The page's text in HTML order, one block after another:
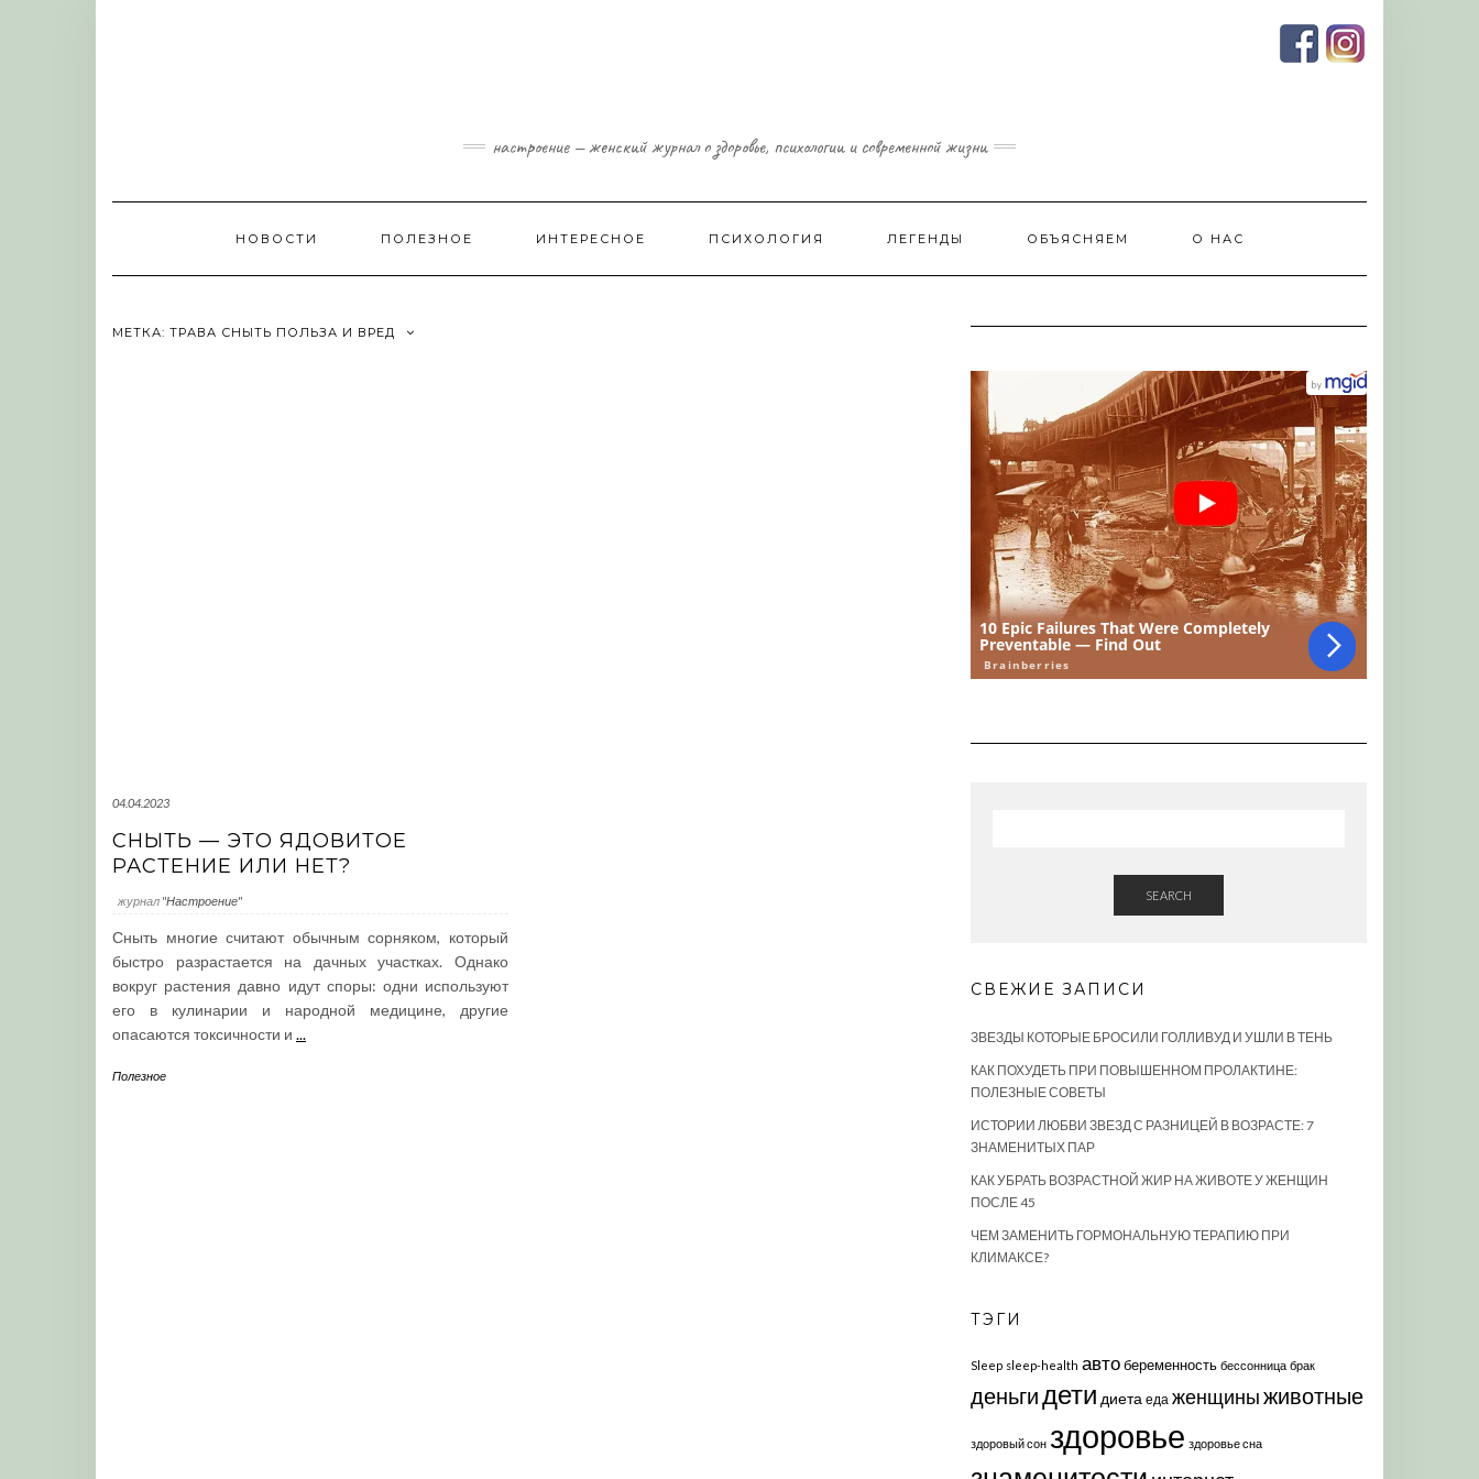
настроение — женский журнал о здоровье, психологии и современной жизни
НОВОСТИ ПОЛЕЗНОЕ ИНТЕРЕСНОЕ ПСИХОЛОГИЯ ЛЕГЕНДЫ ОБЪЯСНЯЕМ О НАС
МЕТКА: ТРАВА СНЫТЬ ПОЛЬЗА И ВРЕД
04.04.2023
СНЫТЬ — ЭТО ЯДОВИТОЕ
РАСТЕНИЕ ИЛИ НЕТ?
журнал "Настроение"
Сныть многие считают обычным сорняком, который
быстро разрастается на дачных участках. Однако
вокруг растения давно идут споры: одни используют
его в кулинарии и народной медицине, другие
опасаются токсичности и ...
Полезное
SEARCH
СВЕЖИЕ ЗАПИСИ
ЗВЕЗДЫ КОТОРЫЕ БРОСИЛИ ГОЛЛИВУД И УШЛИ В ТЕНЬ
КАК ПОХУДЕТЬ ПРИ ПОВЫШЕННОМ ПРОЛАКТИНЕ:
ПОЛЕЗНЫЕ СОВЕТЫ
ИСТОРИИ ЛЮБВИ ЗВЕЗД С РАЗНИЦЕЙ В ВОЗРАСТЕ: 7
ЗНАМЕНИТЫХ ПАР
КАК УБРАТЬ ВОЗРАСТНОЙ ЖИР НА ЖИВОТЕ У ЖЕНЩИН
ПОСЛЕ 45
ЧЕМ ЗАМЕНИТЬ ГОРМОНАЛЬНУЮ ТЕРАПИЮ ПРИ
КЛИМАКСЕ?
ТЭГИ
Sleep sleep-health автобеременность бессонница брак
деньгидети диета еда женщиныживотные
здоровый сон здоровье здоровье сна